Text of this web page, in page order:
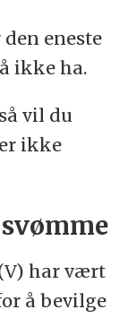
eneste
ikke ha.
vil du
ikke
har vært
å bevilge